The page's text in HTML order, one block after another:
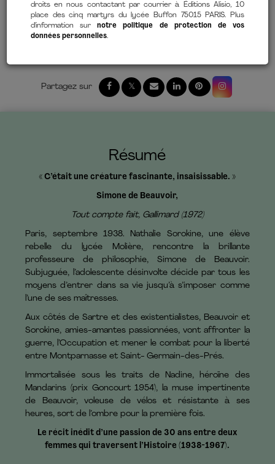
deJulie Duchatel(auteur)
11 janvier 2023
Résumé
« C’était une créature fascinante, insaisissable. »
Simone de Beauvoir,
Tout compte fait, Gallimard (1972)
Paris, septembre 1938. Nathalie Sorokine, une élève
rebelle du lycée Molière, rencontre la brillante
professeure de philosophie, Simone de Beauvoir.
Subjuguée, l’adolescente désinvolte décide par tous les
moyens d’entrer dans sa vie jusqu’à s’imposer comme
l’une de ses maîtresses.
Aux côtés de Sartre et des existentialistes, Beauvoir et
Sorokine, amies-amantes passionnées, vont affronter la
guerre, l’Occupation et mener le combat pour la liberté
entre Montparnasse et Saint- Germain-des-Prés.
Immortalisée sous les traits de Nadine, héroïne des
Mandarins (prix Goncourt 1954), la muse impertinente
de Beauvoir, voleuse de vélos et résistante à ses
heures, sort de l’ombre pour la première fois.
Le récit inédit d’une passion de 30 ans entre deux
femmes qui traversent l’Histoire (1938-1967).
droits en nous contactant par courrier à Éditions Alisio, 10
place des cinq martyrs du lycée Buffon 75015 PARIS. Plus
d'information surnotre politique de protection de vos
données personnelles.